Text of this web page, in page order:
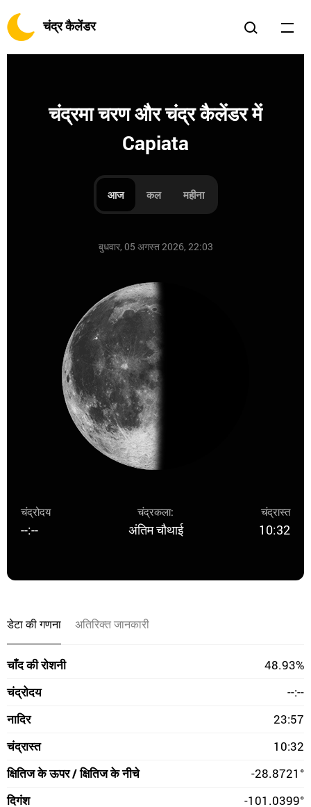
चंद्र कैलेंडर
चंद्रमा चरण और चंद्र कैलेंडर में
Capiata
आज कल महीना
बुधवार, 05 अगस्त 2026, 22:03
चंद्रोदय
--:--
चंद्रकला:
अंतिम चौथाई
चंद्रास्त
10:32
डेटा की गणना अतिरिक्त जानकारी
चाँद की रोशनी
48.93%
चंद्रोदय
--:--
नादिर
23:57
चंद्रास्त
10:32
क्षितिज के ऊपर / क्षितिज के नीचे
-28.8721°
दिगंश
-101.0399°